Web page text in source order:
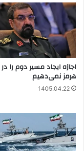
اجازه ایجاد مسیر دوم را
هرمز نمی‌دهیم
1405.04.22